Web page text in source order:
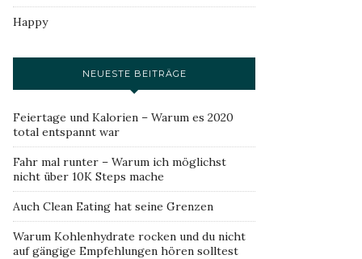
Happy
NEUESTE BEITRÄGE
Feiertage und Kalorien – Warum es 2020
total entspannt war
Fahr mal runter – Warum ich möglichst
nicht über 10K Steps mache
Auch Clean Eating hat seine Grenzen
Warum Kohlenhydrate rocken und du nicht
auf gängige Empfehlungen hören solltest